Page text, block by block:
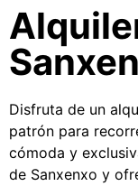
Disfruta de un
patrón para
cómoda y
de Sanxenxo y